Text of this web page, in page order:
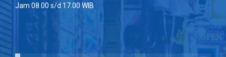
Jam 08.00 s/d 17.00 WIB